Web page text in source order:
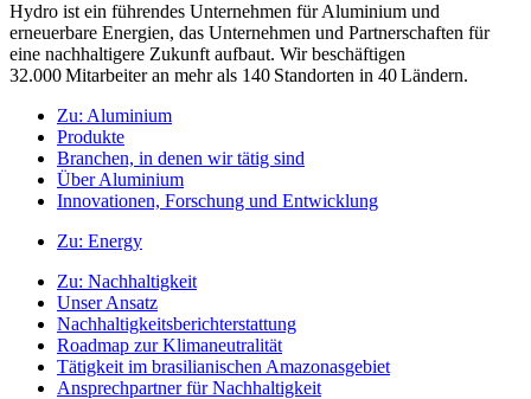
Hydro ist ein führendes Unternehmen für Aluminium und
erneuerbare Energien, das Unternehmen und Partnerschaften für
eine nachhaltigere Zukunft aufbaut. Wir beschäftigen
32.000 Mitarbeiter an mehr als 140 Standorten in 40 Ländern.
Zu: Aluminium
Produkte
Branchen, in denen wir tätig sind
Über Aluminium
Innovationen, Forschung und Entwicklung
Zu: Energy
Zu: Nachhaltigkeit
Unser Ansatz
Nachhaltigkeitsberichterstattung
Roadmap zur Klimaneutralität
Tätigkeit im brasilianischen Amazonasgebiet
Ansprechpartner für Nachhaltigkeit